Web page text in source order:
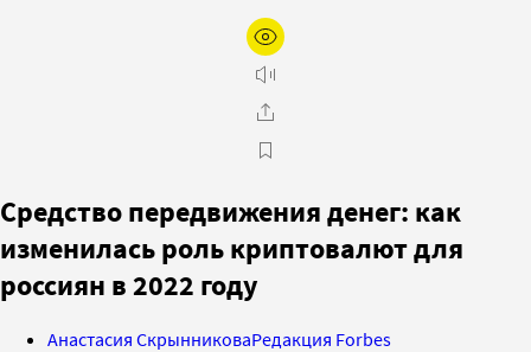
Средство передвижения денег: как
изменилась роль криптовалют для
россиян в 2022 году
Анастасия СкрынниковаРедакция Forbes